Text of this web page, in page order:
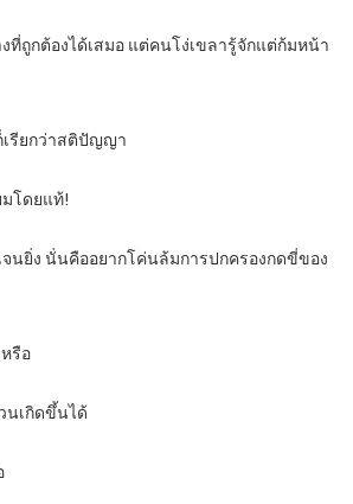
ที่ถูกต้องได้เสมอ แต่คนโง่เขลารู้จักแต่ก้มหน้า
เรียกว่าสติปัญญา
โดยแท้!
จนยิ่ง นั่นคืออยากโค่นล้มการปกครองกดขี่ของ
รือ
นเกิดขึ้นได้